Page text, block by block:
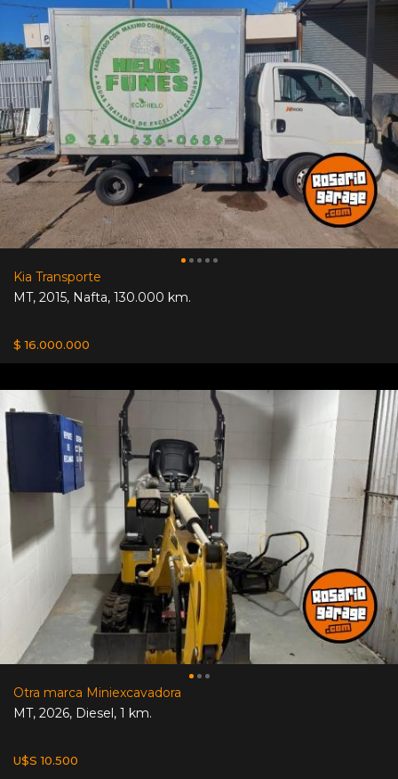
Kia Transporte
MT, 2015, Nafta, 130.000 km.
$ 16.000.000
Otra marca Miniexcavadora
MT, 2026, Diesel, 1 km.
U$S 10.500